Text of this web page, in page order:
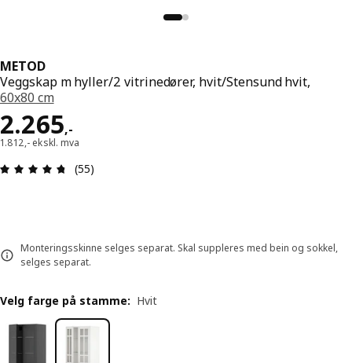
METOD
Veggskap m hyller/2 vitrinedører, hvit/Stensund hvit,
60x80 cm
2.265,-
Pris 2265,-
1.812,- ekskl. mva
Produktomtale: 4.7 ingen kundevurdering 5
(55)
Monteringsskinne selges separat. Skal suppleres med bein og sokkel,
selges separat.
Velg farge på stamme: Hvit